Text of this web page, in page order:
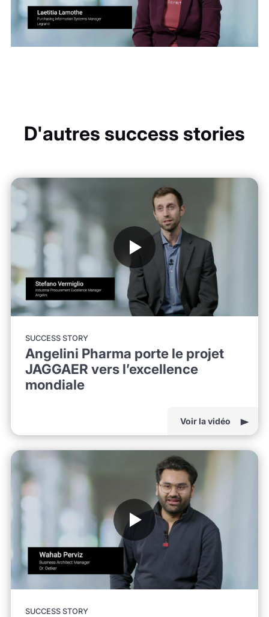
D'autres success stories
SUCCESS STORY
Angelini Pharma porte le projet
JAGGAER vers l’excellence
mondiale
Voir la vidéo
SUCCESS STORY